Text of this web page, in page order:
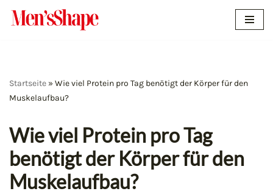
Startseite » Wie viel Protein pro Tag benötigt der Körper für den
Muskelaufbau?
Wie viel Protein pro Tag
benötigt der Körper für den
Muskelaufbau?